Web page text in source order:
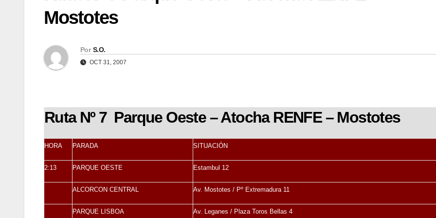
Mostotes
Por S.O.
OCT 31, 2007
Ruta Nº 7 Parque Oeste – Atocha RENFE – Mostotes
HORA PARADA SITUACIÓN
2:13 PARQUE OESTE Estambul 12
ALCORCON CENTRAL Av. Mostotes / Pº Extremadura 11
PARQUE LISBOA Av. Leganes / Plaza Toros Bellas 4